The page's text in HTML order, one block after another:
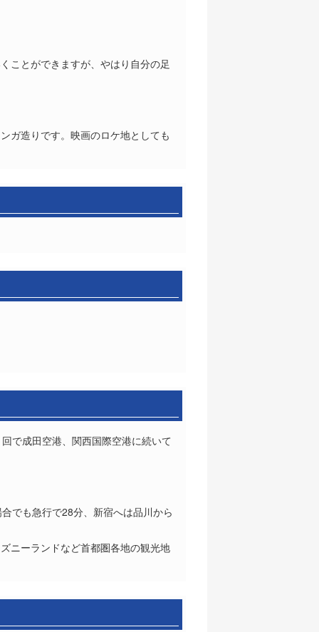
ことができますが、やはり自分の足
ガ造りです。映画のロケ地としても
で成田空港、関西国際空港に続いて
でも急行で28分、新宿へは品川から
ニーランドなど首都圏各地の観光地